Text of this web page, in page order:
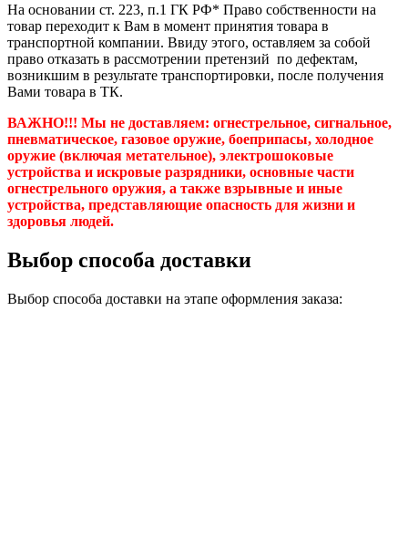
На основании ст. 223, п.1 ГК РФ* Право собственности на
товар переходит к Вам в момент принятия товара в
транспортной компании. Ввиду этого, оставляем за собой
право отказать в рассмотрении претензий по дефектам,
возникшим в результате транспортировки, после получения
Вами товара в ТК.
ВАЖНО!!! Мы не доставляем: огнестрельное, сигнальное,
пневматическое, газовое оружие, боеприпасы, холодное
оружие (включая метательное), электрошоковые
устройства и искровые разрядники, основные части
огнестрельного оружия, а также взрывные и иные
устройства, представляющие опасность для жизни и
здоровья людей.
Выбор способа доставки
Выбор способа доставки на этапе оформления заказа: